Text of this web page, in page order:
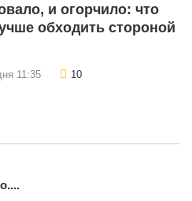
и огорчило: что
обходить стороной
11:35 10